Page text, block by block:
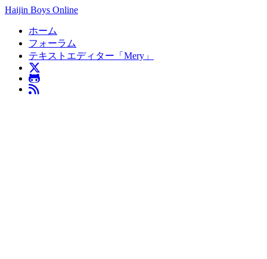
Haijin Boys Online
ホーム
フォーラム
テキストエディター「Mery」